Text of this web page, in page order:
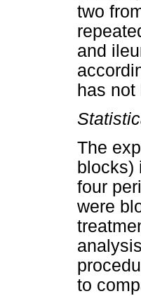
two
and
has not
The
blocks)
four
were
to